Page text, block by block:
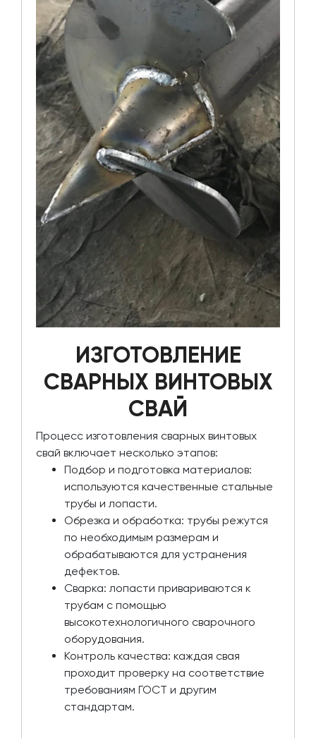
ИЗГОТОВЛЕНИЕ
СВАРНЫХ ВИНТОВЫХ
СВАЙ
Процесс изготовления сварных винтовых
свай включает несколько этапов:
Подбор и подготовка материалов:
используются качественные стальные
трубы и лопасти.
Обрезка и обработка: трубы режутся
по необходимым размерам и
обрабатываются для устранения
дефектов.
Сварка: лопасти привариваются к
трубам с помощью
высокотехнологичного сварочного
оборудования.
Контроль качества: каждая свая
проходит проверку на соответствие
требованиям ГОСТ и другим
стандартам.